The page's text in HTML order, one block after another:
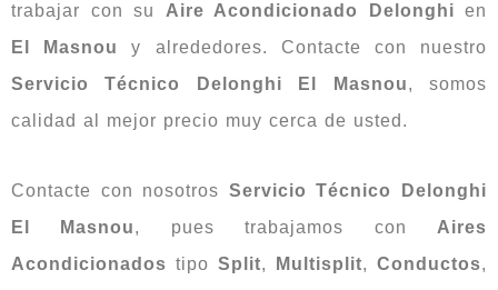
trabajar con su Aire Acondicionado Delonghi en
El Masnou
y alrededores. Contacte con nuestro
Servicio Técnico Delonghi El Masnou, somos
calidad al mejor precio muy cerca de usted.
Contacte con nosotros Servicio Técnico Delonghi
El Masnou, pues trabajamos con Aires
Acondicionados tipo Split, Multisplit, Conductos,